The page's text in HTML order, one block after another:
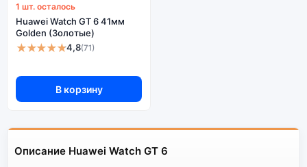
1 шт. осталось
Huawei Watch GT 6 41мм
Golden (Золотые)
★★★★★4,8(71)
В корзину
Описание Huawei Watch GT 6